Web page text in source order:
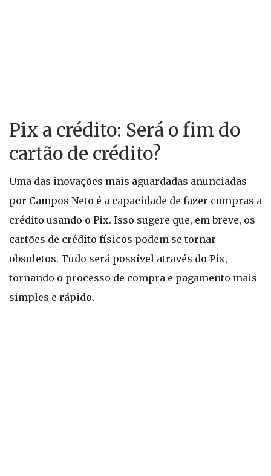
Pix a crédito: Será o fim do
cartão de crédito?
Uma das inovações mais aguardadas anunciadas
por Campos Neto é a capacidade de fazer compras a
crédito usando o Pix. Isso sugere que, em breve, os
cartões de crédito físicos podem se tornar
obsoletos. Tudo será possível através do Pix,
tornando o processo de compra e pagamento mais
simples e rápido.